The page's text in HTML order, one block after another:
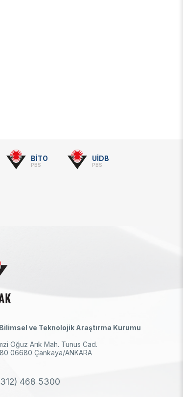
BİTO
PBS
UİDB
PBS
ve Teknolojik Araştırma Kurumu
Oğuz Arık Mah. Tunus Cad.
06680 Çankaya/ANKARA
468 5300